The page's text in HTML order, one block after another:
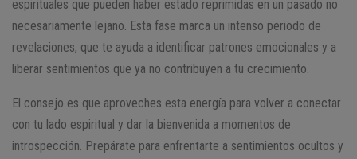
espirituales que pueden haber estado reprimidas en un pasado no
necesariamente lejano. Esta fase marca un intenso periodo de
revelaciones, que te ayuda a identificar patrones emocionales y a
liberar sentimientos que ya no contribuyen a tu crecimiento.
El consejo es que aproveches esta energía para volver a conectar
con tu lado espiritual y dar la bienvenida a momentos de
introspección. Prepárate para enfrentarte a sentimientos ocultos y